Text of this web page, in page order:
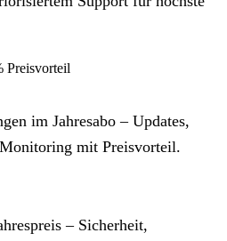
Preisvorteil
im Jahresabo – Updates,
mit Preisvorteil.
– Sicherheit,